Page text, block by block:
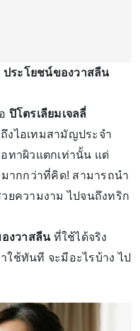
ประโยชน์ของวาสลีน
ปิโตรเลียมเจลลี่
งไอเทมสามัญประจำ
ทาผิวแตกเท่านั้น แต่
ากกว่าที่คิด! สามารถนำ
ยความงาม ไปจนถึงทริก
งวาสลีนที่ใช้ได้จริง
ใช้ทันที จะมีอะไรบ้าง ไป